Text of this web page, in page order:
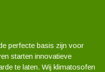
perfecte basis zijn voor
starten innovatieve
te laten. Wij klimatosofen